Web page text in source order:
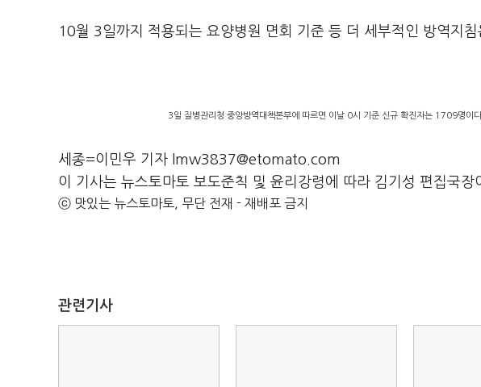
10월 3일까지 적용되는 요양병원 면회 기준 등 더 세부적인 방역지
3일 질병관리청 중앙방역대책본부에 따르면 이날 0시 기준 신규 확진자는 1709명이
세종=이민우 기자 lmw3837@etomato.com
이 기사는 뉴스토마토 보도준칙 및 윤리강령에 따라 김기성 편집국장
ⓒ 맛있는 뉴스토마토, 무단 전재 - 재배포 금지
관련기사